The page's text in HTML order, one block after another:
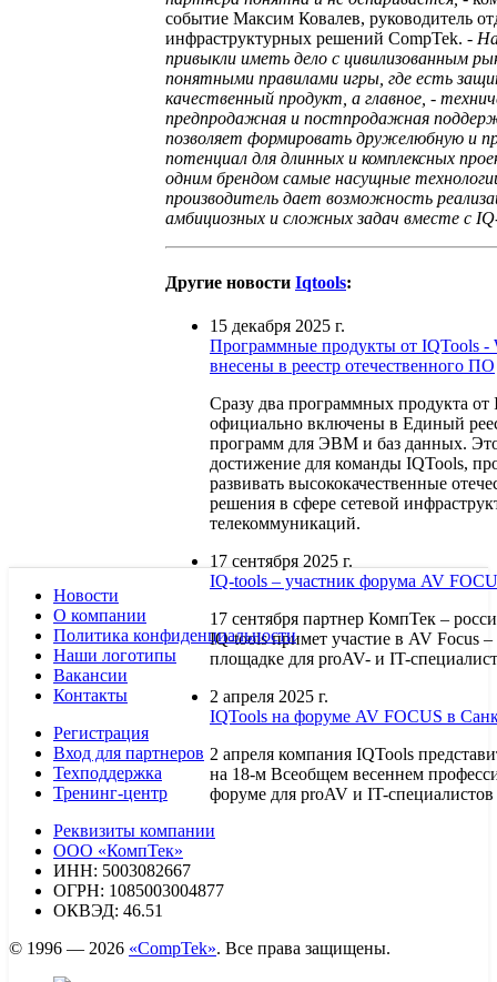
событие Максим Ковалев, руководитель
инфраструктурных решений CompTek. -
привыкли иметь дело с цивилизованным
понятными правилами игры, где есть
качественный продукт, а главное, -
предпродажная и постпродажная
позволяет формировать дружелюбную и
потенциал для длинных и комплексных
одним брендом самые насущные
производитель дает возможность
амбициозных и сложных задач вместе с
Другие новости Iqtools:
15 декабря 2025 г.
Программные продукты от IQTools
внесены в реестр отечественного ПО
Сразу два программных продукта от
официально включены в Единый
программ для ЭВМ и баз данных.
достижение для команды IQTools,
развивать высококачественные
решения в сфере сетевой
телекоммуникаций.
17 сентября 2025 г.
IQ-tools – участник форума AV
17 сентября партнер КомпТек –
IQ-tools примет участие в AV Focus –
площадке для proAV- и IT-
2 апреля 2025 г.
IQTools на форуме AV FOCUS в
2 апреля компания IQTools
на 18-м Всеобщем весеннем
форуме для proAV и IT-специалистов
Новости
О компании
Политика конфиденциальности
Наши логотипы
Вакансии
Контакты
Регистрация
Вход для партнеров
Техподдержка
Тренинг-центр
Реквизиты компании
ООО «КомпТек»
ИНН: 5003082667
ОГРН: 1085003004877
ОКВЭД: 46.51
© 1996 — 2026 «CompTek». Все права защищены.